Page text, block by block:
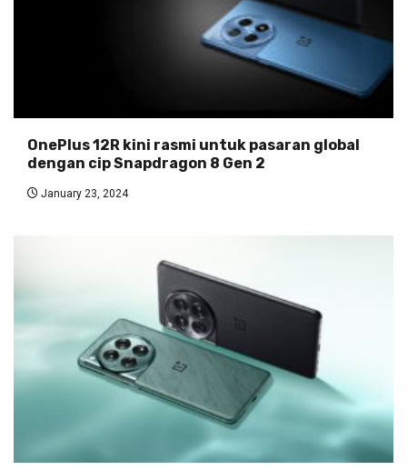
OnePlus 12R kini rasmi untuk pasaran global
dengan cip Snapdragon 8 Gen 2
January 23, 2024